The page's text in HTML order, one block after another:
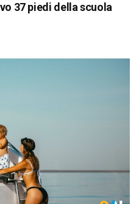
37 piedi della scuola